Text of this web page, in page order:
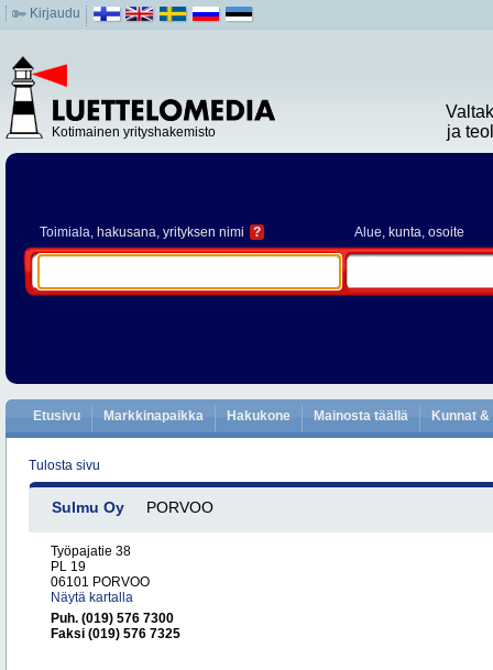
Kirjaudu
Kotimainen yrityshakemisto
ja
Toimiala, hakusana, yrityksen nimi ? Alue, kunta, osoite
Etusivu Markkinapaikka Hakukone Mainosta täällä Kunnat
Tulosta sivu
Sulmu Oy PORVOO
Työpajatie 38
PL 19
06101 PORVOO
Näytä kartalla
Puh. (019) 576 7300
Faksi (019) 576 7325